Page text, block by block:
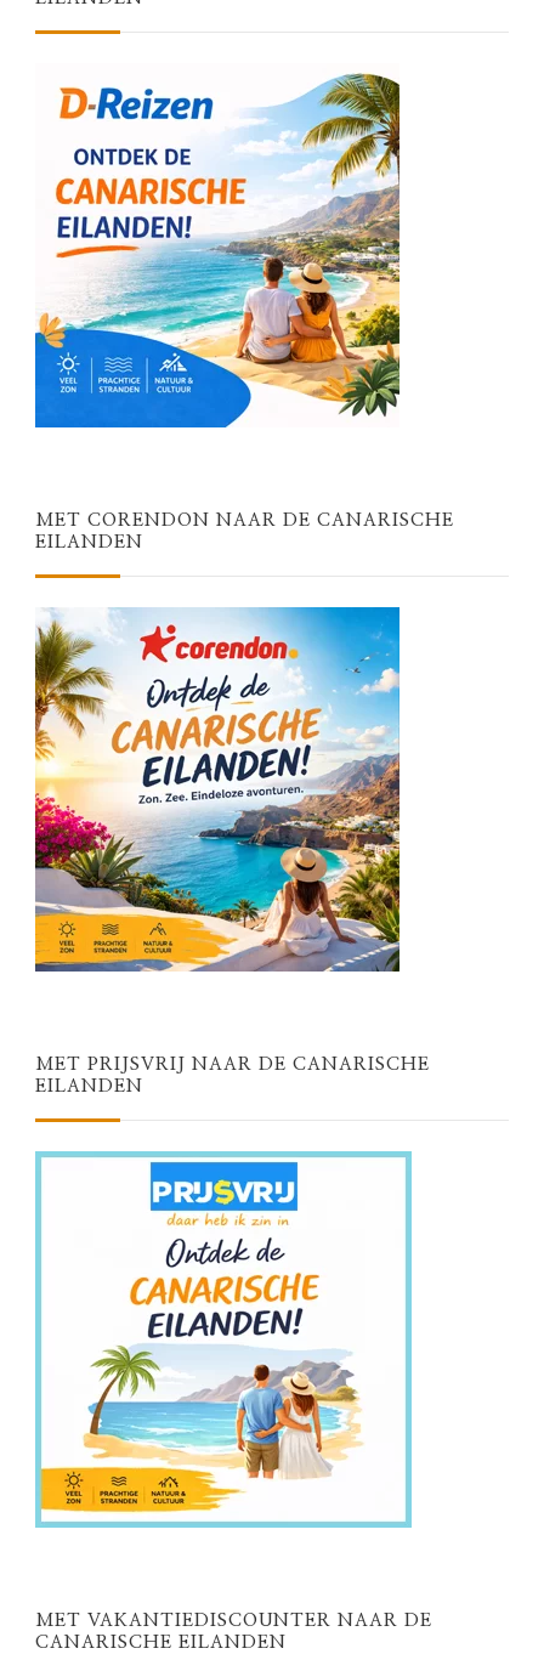
MET CORENDON NAAR DE CANARISCHE
EILANDEN
MET PRIJSVRIJ NAAR DE CANARISCHE
EILANDEN
MET VAKANTIEDISCOUNTER NAAR DE
CANARISCHE EILANDEN